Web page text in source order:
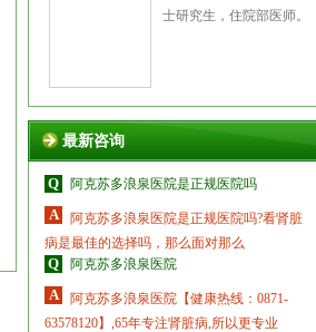
士研究生，住院部医师。
最新咨询
Q 阿克苏多浪泉医院是正规医院吗
A
阿克苏多浪泉医院是正规医院吗?看肾脏
病是最佳的选择吗，那么面对那么
Q 阿克苏多浪泉医院
A
阿克苏多浪泉医院【健康热线：0871-
63578120】,65年专注肾脏病,所以更专业